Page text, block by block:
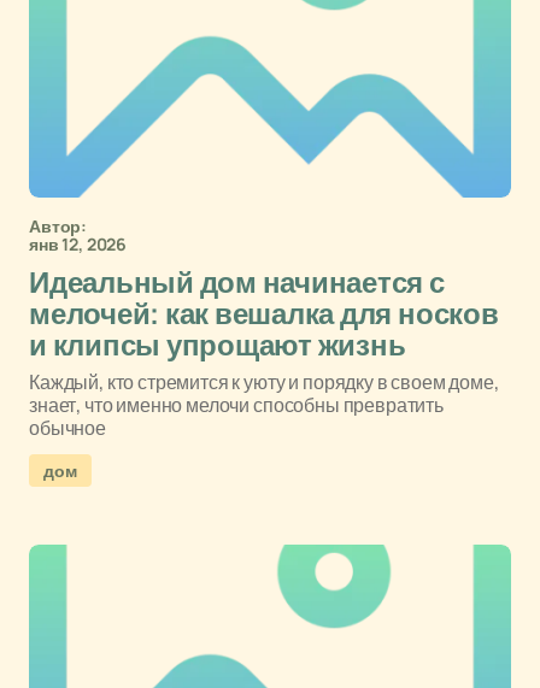
Автор:
янв 12, 2026
Идеальный дом начинается с
мелочей: как вешалка для носков
и клипсы упрощают жизнь
Каждый, кто стремится к уюту и порядку в своем доме,
знает, что именно мелочи способны превратить
обычное
дом